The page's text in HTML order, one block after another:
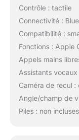
Contrôle : tactile
Connectivité :
Compatibilité :
Fonctions : Apple
Appels mains
Assistants
Caméra de recul
Angle/champ de
Piles : non incluses